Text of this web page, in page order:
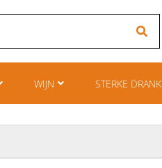
WIJN STERKE DRANK